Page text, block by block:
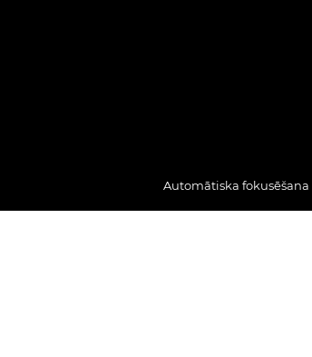
Automātiska fokusēšana